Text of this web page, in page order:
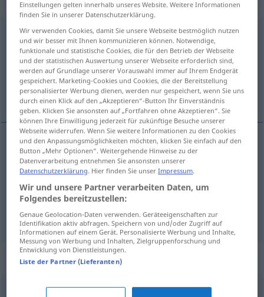
sonnigadj
Übersicht aller Übersetzungen
(Für mehr Details die Übersetzung anklicken/antippen)
soleggiato, assolato allegro, solare
soleggiato,assolato sonnig
allegro,solare sonnig FIG
Synonyme für "sonnig"
Einstellungen gelten innerhalb unseres Website. Weitere Informationen
finden Sie in unserer Datenschutzerklärung.
Wir verwenden Cookies, damit Sie unsere Webseite bestmöglich nutzen
und wir besser mit Ihnen kommunizieren können. Notwendige,
funktionale und statistische Cookies, die für den Betrieb der Webseite
und der statistischen Auswertung unserer Webseite erforderlich sind,
werden auf Grundlage unserer Vorauswahl immer auf Ihrem Endgerät
gespeichert. Marketing-Cookies und Cookies, die der Bereitstellung
personalisierter Werbung dienen, werden nur gespeichert, wenn Sie uns
durch einen Klick auf den „Akzeptieren“-Button Ihr Einverständnis
geben. Klicken Sie ansonsten auf „Fortfahren ohne Akzeptieren“. Sie
können Ihre Einwilligung jederzeit für zukünftige Besuche unserer
Webseite widerrufen. Wenn Sie weitere Informationen zu den Cookies
und den Anpassungsmöglichkeiten möchten, klicken Sie einfach auf den
Button „Mehr Optionen“. Weitergehende Hinweise zu der
Datenverarbeitung entnehmen Sie ansonsten unserer
Datenschutzerklärung. Hier finden Sie unserImpressum.
Wir und unsere Partner verarbeiten Daten, um
Folgendes bereitzustellen:
Genaue Geolocation-Daten verwenden. Geräteeigenschaften zur
Identifikation aktiv abfragen. Speichern von und/oder Zugriff auf
Informationen auf einem Gerät. Personalisierte Werbung und Inhalte,
Messung von Werbung und Inhalten, Zielgruppenforschung und
Entwicklung von Dienstleistungen.
Liste der Partner (Lieferanten)